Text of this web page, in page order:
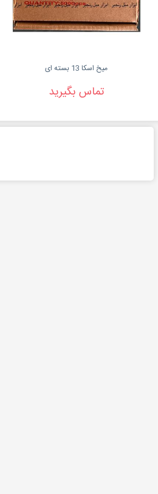
میخ اسکا 13 بسته ای
تماس بگیرید